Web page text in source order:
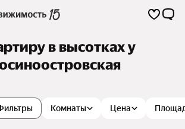
в высотках у
Комнаты Цена